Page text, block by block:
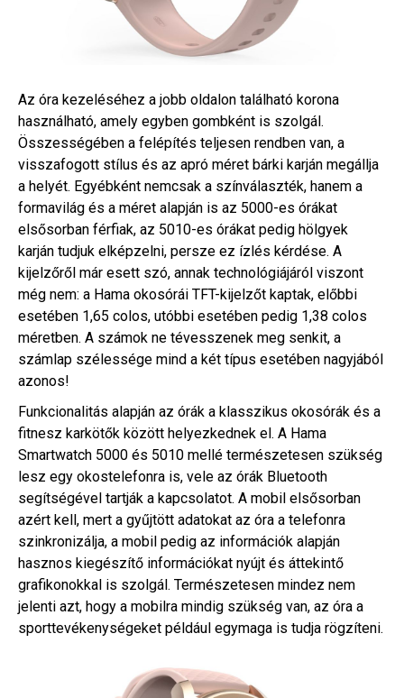
Az óra kezeléséhez a jobb oldalon található korona
használható, amely egyben gombként is szolgál.
Összességében a felépítés teljesen rendben van, a
visszafogott stílus és az apró méret bárki karján megállja
a helyét. Egyébként nemcsak a színválaszték, hanem a
formavilág és a méret alapján is az 5000-es órákat
elsősorban férfiak, az 5010-es órákat pedig hölgyek
karján tudjuk elképzelni, persze ez ízlés kérdése. A
kijelzőről már esett szó, annak technológiájáról viszont
még nem: a Hama okosórái TFT-kijelzőt kaptak, előbbi
esetében 1,65 colos, utóbbi esetében pedig 1,38 colos
méretben. A számok ne tévesszenek meg senkit, a
számlap szélessége mind a két típus esetében nagyjából
azonos!
Funkcionalitás alapján az órák a klasszikus okosórák és a
fitnesz karkötők között helyezkednek el. A Hama
Smartwatch 5000 és 5010 mellé természetesen szükség
lesz egy okostelefonra is, vele az órák Bluetooth
segítségével tartják a kapcsolatot. A mobil elsősorban
azért kell, mert a gyűjtött adatokat az óra a telefonra
szinkronizálja, a mobil pedig az információk alapján
hasznos kiegészítő információkat nyújt és áttekintő
grafikonokkal is szolgál. Természetesen mindez nem
jelenti azt, hogy a mobilra mindig szükség van, az óra a
sporttevékenységeket például egymaga is tudja rögzíteni.